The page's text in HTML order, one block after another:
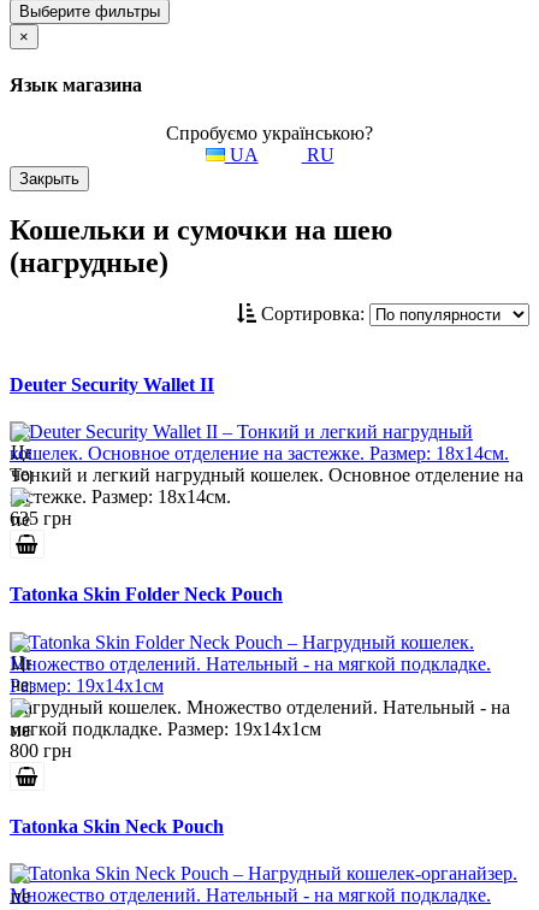
Выберите фильтры
×
Язык магазина
Спробуємо українською?
UA
RU
Закрыть
Кошельки и сумочки на шею
(нагрудные)
Сортировка:
Deuter Security Wallet II
Тонкий и легкий нагрудный кошелек. Основное отделение на
застежке. Размер: 18х14см.
635 грн
Tatonka Skin Folder Neck Pouch
Нагрудный кошелек. Множество отделений. Нательный - на
мягкой подкладке. Размер: 19x14x1см
800 грн
Tatonka Skin Neck Pouch